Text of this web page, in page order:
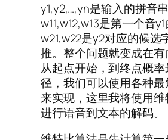
y1,y2,…,yn是输入的拼音串
w11,w12,w13是第一个音
w21,w22是y2对应的候选
推。整个问题就变成在
从起点开始，到终点概
径，我们可以使用各种
来实现，这里我将使用
进行语音到文本的解码。